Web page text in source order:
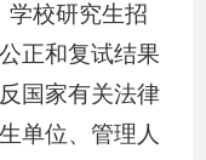
学校研究生招
正和复试结果
国家有关法律
单位、管理人